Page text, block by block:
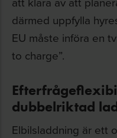
därmed uppfylla
EU måste införa en
to charge”.
dubbelriktad
Elbilsladdning är ett